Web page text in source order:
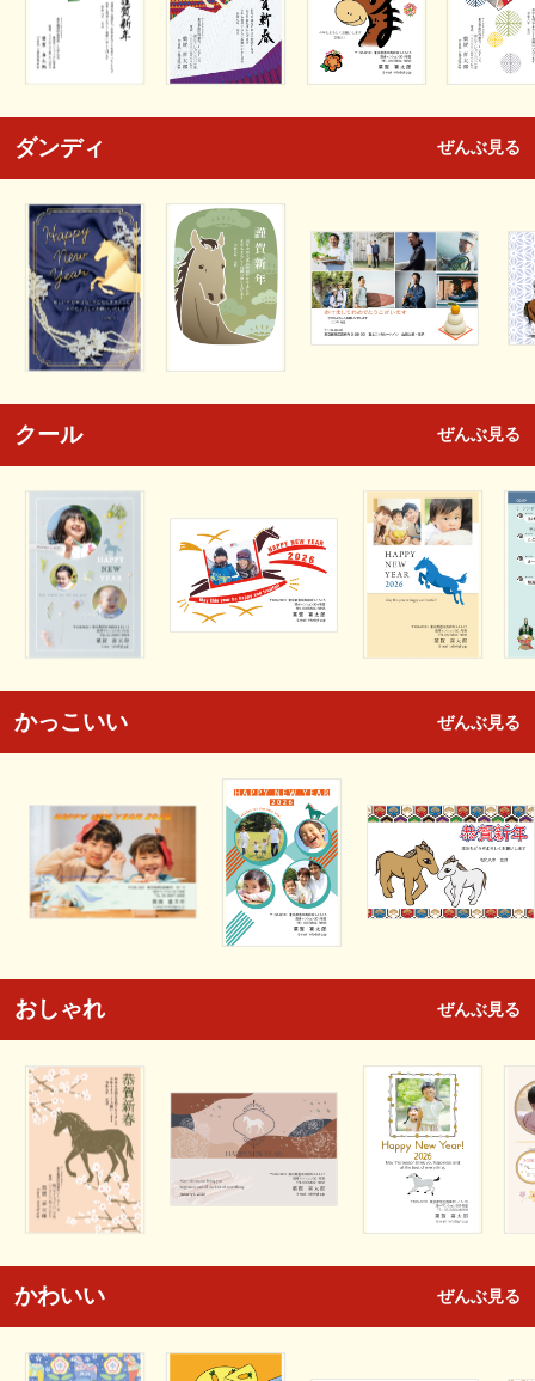
ダンディ ぜんぶ見る
クール ぜんぶ見る
かっこいい ぜんぶ見る
おしゃれ ぜんぶ見る
かわいい ぜんぶ見る